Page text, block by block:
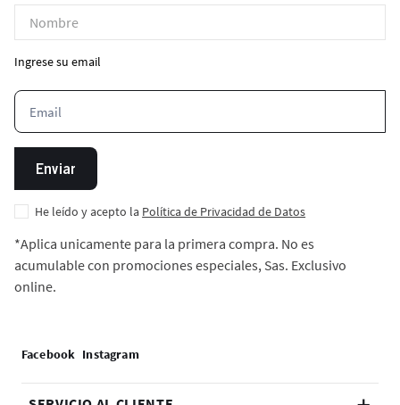
Ingrese su email
Enviar
He leído y acepto la Política de Privacidad de Datos
*Aplica unicamente para la primera compra. No es
acumulable con promociones especiales, Sas. Exclusivo
online.